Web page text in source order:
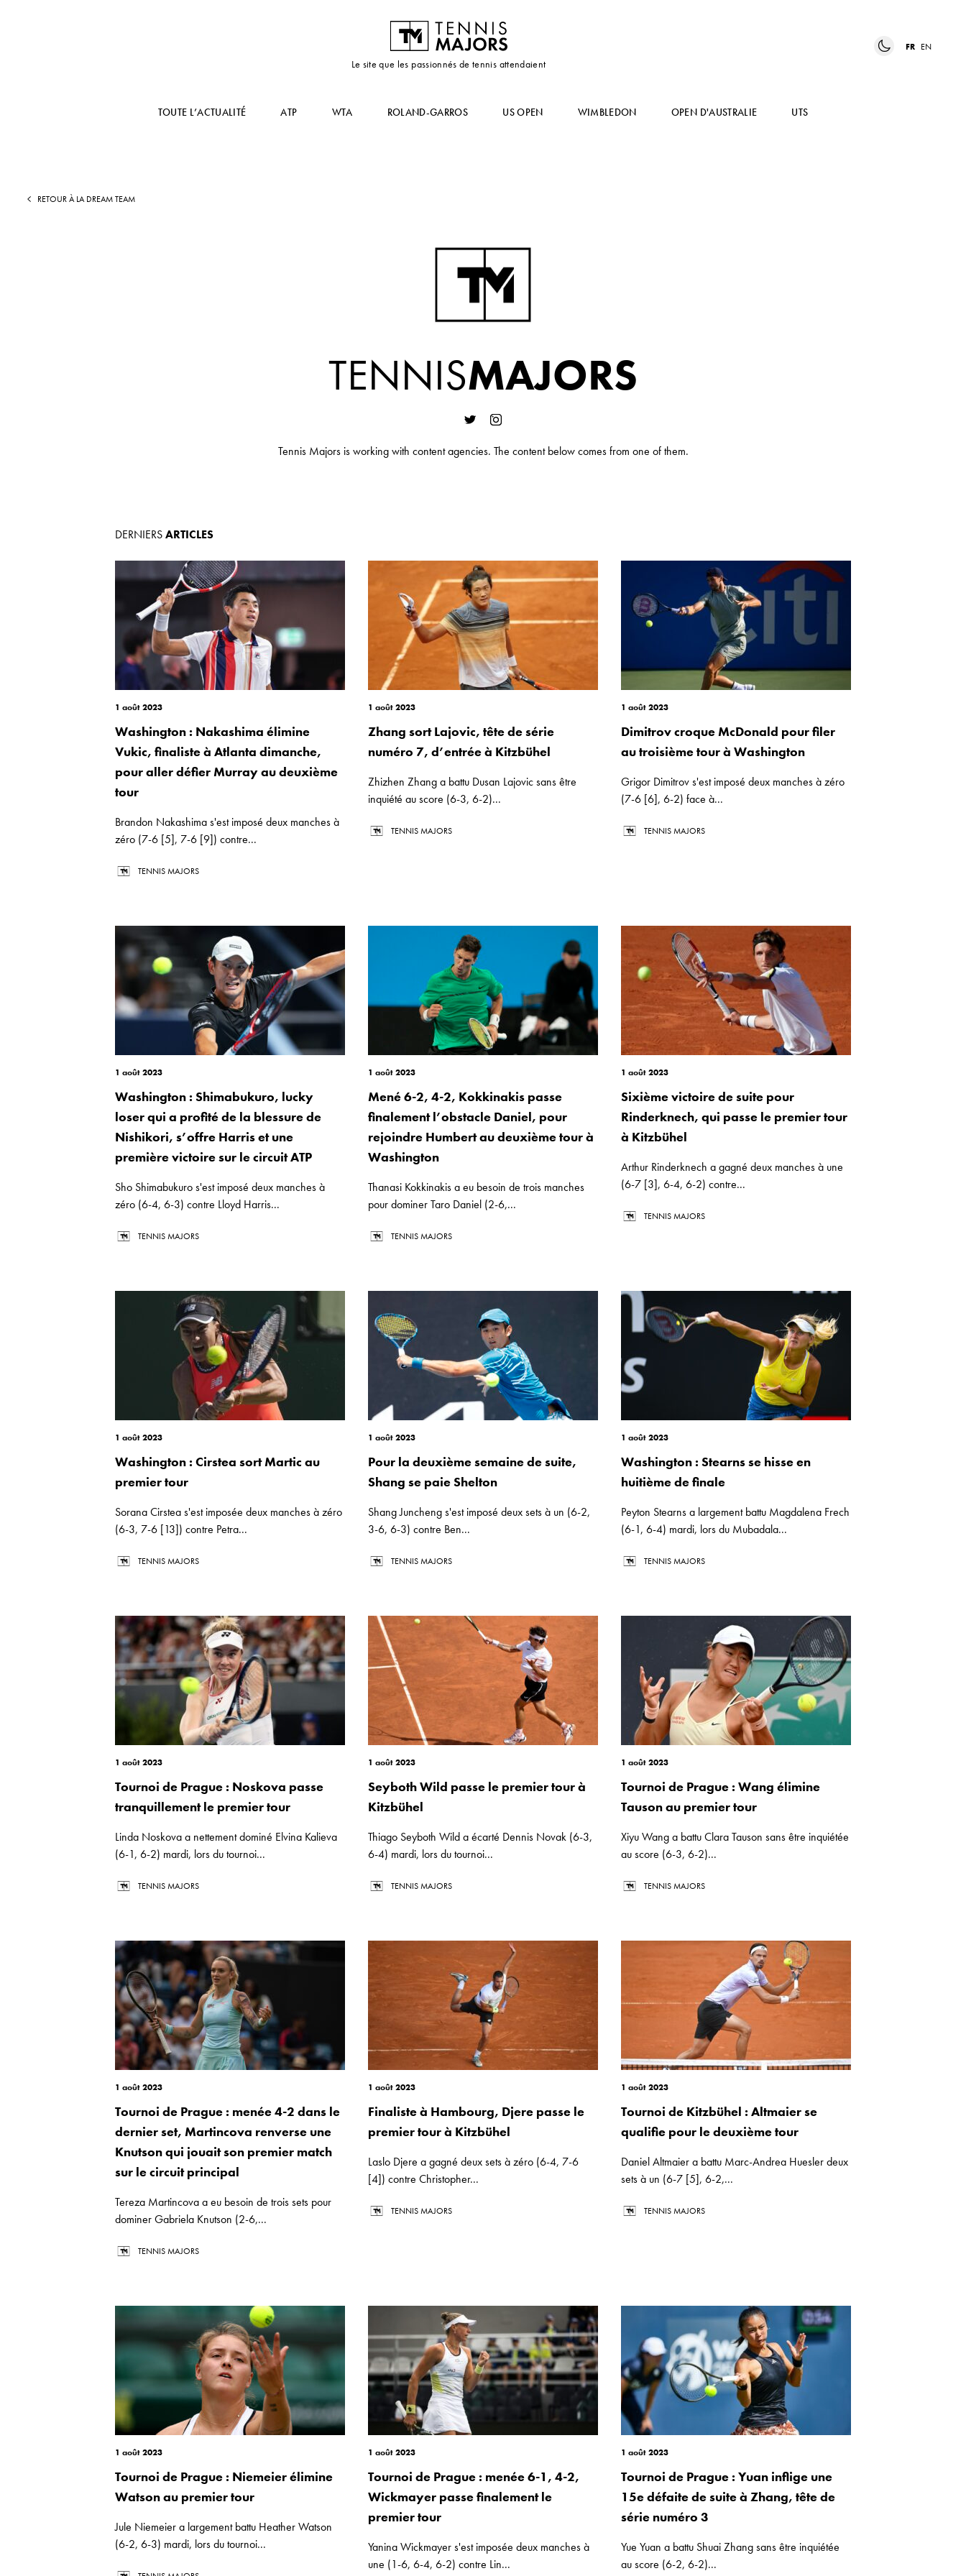
Le site que les passionnés de tennis attendaient
FR EN
TOUTE L’ACTUALITÉ ATP WTA ROLAND-GARROS US OPEN WIMBLEDON OPEN D'AUSTRALIE UTS
RETOUR À LA DREAM TEAM
TENNISMAJORS
Tennis Majors is working with content agencies. The content below comes from one of them.
DERNIERSARTICLES
1 août 2023
Washington : Nakashima élimine
Vukic, finaliste à Atlanta dimanche,
pour aller défier Murray au deuxième
tour
Brandon Nakashima s'est imposé deux manches à
zéro (7-6 [5], 7-6 [9]) contre...
TENNIS MAJORS
1 août 2023
Zhang sort Lajovic, tête de série
numéro 7, d’entrée à Kitzbühel
Zhizhen Zhang a battu Dusan Lajovic sans être
inquiété au score (6-3, 6-2)...
TENNIS MAJORS
1 août 2023
Dimitrov croque McDonald pour filer
au troisième tour à Washington
Grigor Dimitrov s'est imposé deux manches à zéro
(7-6 [6], 6-2) face à...
TENNIS MAJORS
1 août 2023
Washington : Shimabukuro, lucky
loser qui a profité de la blessure de
Nishikori, s’offre Harris et une
première victoire sur le circuit ATP
Sho Shimabukuro s'est imposé deux manches à
zéro (6-4, 6-3) contre Lloyd Harris...
TENNIS MAJORS
1 août 2023
Mené 6-2, 4-2, Kokkinakis passe
finalement l’obstacle Daniel, pour
rejoindre Humbert au deuxième tour à
Washington
Thanasi Kokkinakis a eu besoin de trois manches
pour dominer Taro Daniel (2-6,...
TENNIS MAJORS
1 août 2023
Sixième victoire de suite pour
Rinderknech, qui passe le premier tour
à Kitzbühel
Arthur Rinderknech a gagné deux manches à une
(6-7 [3], 6-4, 6-2) contre...
TENNIS MAJORS
1 août 2023
Washington : Cirstea sort Martic au
premier tour
Sorana Cirstea s'est imposée deux manches à zéro
(6-3, 7-6 [13]) contre Petra...
TENNIS MAJORS
1 août 2023
Pour la deuxième semaine de suite,
Shang se paie Shelton
Shang Juncheng s'est imposé deux sets à un (6-2,
3-6, 6-3) contre Ben...
TENNIS MAJORS
1 août 2023
Washington : Stearns se hisse en
huitième de finale
Peyton Stearns a largement battu Magdalena Frech
(6-1, 6-4) mardi, lors du Mubadala...
TENNIS MAJORS
1 août 2023
Tournoi de Prague : Noskova passe
tranquillement le premier tour
Linda Noskova a nettement dominé Elvina Kalieva
(6-1, 6-2) mardi, lors du tournoi...
TENNIS MAJORS
1 août 2023
Seyboth Wild passe le premier tour à
Kitzbühel
Thiago Seyboth Wild a écarté Dennis Novak (6-3,
6-4) mardi, lors du tournoi...
TENNIS MAJORS
1 août 2023
Tournoi de Prague : Wang élimine
Tauson au premier tour
Xiyu Wang a battu Clara Tauson sans être inquiétée
au score (6-3, 6-2)...
TENNIS MAJORS
1 août 2023
Tournoi de Prague : menée 4-2 dans le
dernier set, Martincova renverse une
Knutson qui jouait son premier match
sur le circuit principal
Tereza Martincova a eu besoin de trois sets pour
dominer Gabriela Knutson (2-6,...
TENNIS MAJORS
1 août 2023
Finaliste à Hambourg, Djere passe le
premier tour à Kitzbühel
Laslo Djere a gagné deux sets à zéro (6-4, 7-6
[4]) contre Christopher...
TENNIS MAJORS
1 août 2023
Tournoi de Kitzbühel : Altmaier se
qualifie pour le deuxième tour
Daniel Altmaier a battu Marc-Andrea Huesler deux
sets à un (6-7 [5], 6-2,...
TENNIS MAJORS
1 août 2023
Tournoi de Prague : Niemeier élimine
Watson au premier tour
Jule Niemeier a largement battu Heather Watson
(6-2, 6-3) mardi, lors du tournoi...
1 août 2023
Tournoi de Prague : menée 6-1, 4-2,
Wickmayer passe finalement le
premier tour
Yanina Wickmayer s'est imposée deux manches à
une (1-6, 6-4, 6-2) contre Lin...
1 août 2023
Tournoi de Prague : Yuan inflige une
15e défaite de suite à Zhang, tête de
série numéro 3
Yue Yuan a battu Shuai Zhang sans être inquiétée
au score (6-2, 6-2)...